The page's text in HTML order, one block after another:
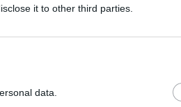
it to other third parties.
data.